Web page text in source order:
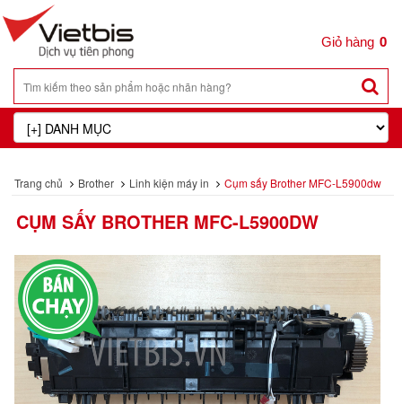
0
Trang chủ Brother Linh kiện máy in Cụm sấy Brother MFC-L5900dw
CỤM SẤY BROTHER MFC-L5900DW